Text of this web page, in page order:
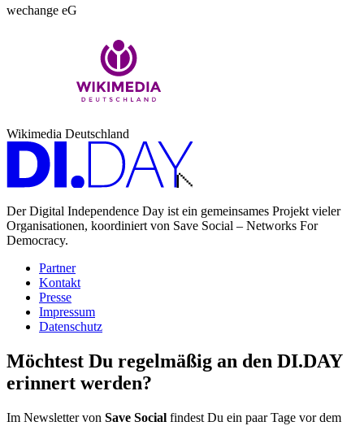
wechange eG
Wikimedia Deutschland
Der Digital Independence Day ist ein gemeinsames Projekt vieler
Organisationen, koordiniert von Save Social – Networks For
Democracy.
Partner
Kontakt
Presse
Impressum
Datenschutz
Möchtest Du regelmäßig an den DI.DAY
erinnert werden?
Im Newsletter von Save Social findest Du ein paar Tage vor dem